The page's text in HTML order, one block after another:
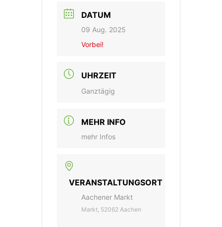
DATUM
09 Aug. 2025
Vorbei!
UHRZEIT
Ganztägig
MEHR INFO
mehr Infos
VERANSTALTUNGSORT
Aachener Markt
Markt, 52062 Aachen